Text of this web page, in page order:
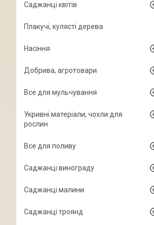
Саджанці квітів
Плакучі, кулясті дерева
Насіння
Добрива, агротовари
Все для мульчування
Укривні матеріали, чохли для
рослин
Все для поливу
Саджанці винограду
Саджанці малини
Саджанці троянд